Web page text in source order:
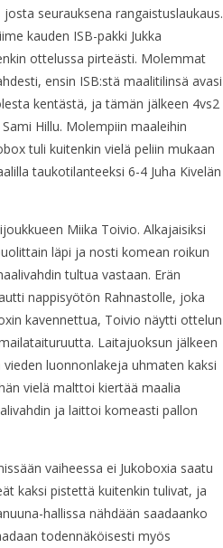
seurauksena rangaistuslaukaus.
kauden ISB-pakki Jukka
ottelussa pirteästi. Molemmat
ensin ISB:stä maalitilinsä avasi
kentästä, ja tämän jälkeen 4vs2
Hillu. Molempiin maaleihin
tuli kuitenkin vielä peliin mukaan
taukotilanteeksi 6-4 Juha Kivelän
Miika Toivio. Alkajaisiksi
läpi ja nosti komean roikun
tultua vastaan. Erän
nappisyötön Rahnastolle, joka
kavennettua, Toivio näytti ottelun
Laitajuoksun jälkeen
luonnonlakeja uhmaten kaksi
vielä malttoi kiertää maalia
ja laittoi komeasti pallon
vaiheessa ei Jukoboxia saatu
kaksi pistettä kuitenkin tulivat, ja
hallissa nähdään saadaanko
todennäköisesti myös